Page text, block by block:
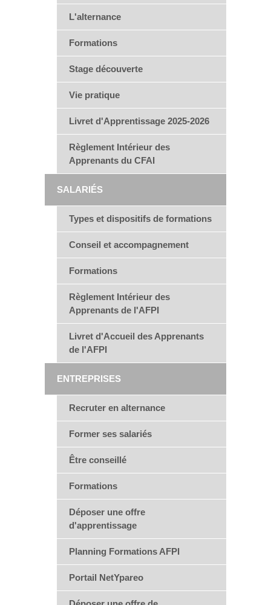
L'alternance
Formations
Stage découverte
Vie pratique
Livret d'Apprentissage 2025-2026
Règlement Intérieur des
Apprenants du CFAI
SALARIÉS
Types et dispositifs de formations
Conseil et accompagnement
Formations
Règlement Intérieur des
Apprenants de l'AFPI
Livret d'Accueil des Apprenants
de l'AFPI
ENTREPRISES
Recruter en alternance
Former ses salariés
Être conseillé
Formations
Déposer une offre
d'apprentissage
Planning Formations AFPI
Portail NetYpareo